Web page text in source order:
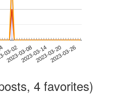
03-02
2023-03-082023-03-142023-03-202023-03-26
4 favorites)